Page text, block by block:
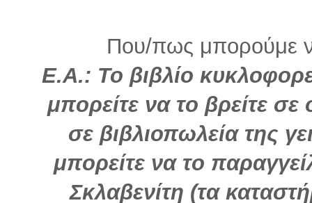
Που/πως μπορούμε
Ε.Α.: Το βιβλίο
μπορείτε να το βρείτε
σε βιβλιοπωλεία της
μπορείτε να το
Σκλαβενίτη (τα